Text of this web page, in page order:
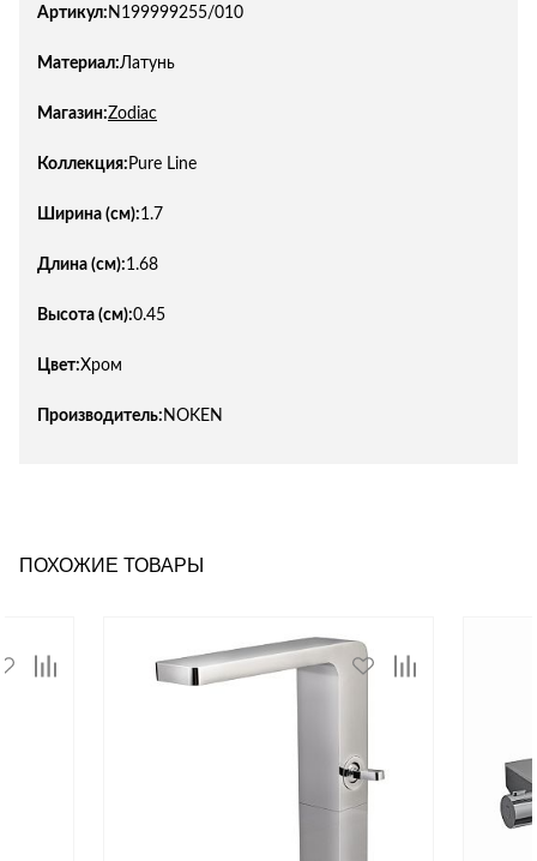
Артикул: N199999255/010
Материал:Латунь
Магазин:Zodiac
Коллекция: Pure Line
Ширина (см):1.7
Длина (см):1.68
Высота (см):0.45
Цвет:Хром
Производитель: NOKEN
ПОХОЖИЕ ТОВАРЫ